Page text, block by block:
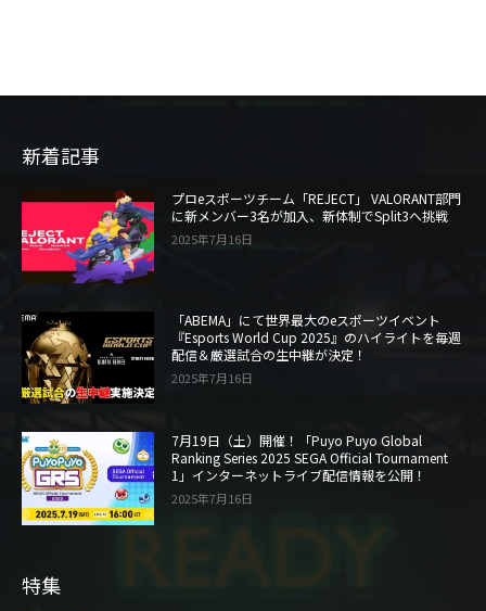
新着記事
プロeスポーツチーム「REJECT」 VALORANT部門
に新メンバー3名が加入、新体制でSplit3へ挑戦
2025年7月16日
「ABEMA」にて世界最大のeスポーツイベント
『Esports World Cup 2025』のハイライトを毎週
配信＆厳選試合の生中継が決定！
2025年7月16日
7月19日（土）開催！「Puyo Puyo Global
Ranking Series 2025 SEGA Official Tournament
1」インターネットライブ配信情報を公開！
2025年7月16日
特集